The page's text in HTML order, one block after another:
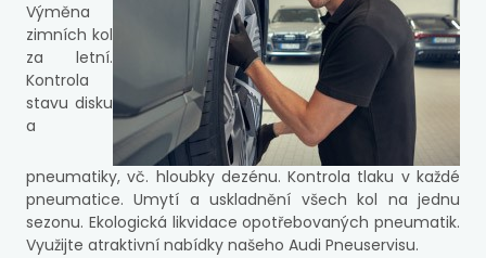
Výměna
zimních kol
za letní.
Kontrola
stavu disku
a
pneumatiky, vč. hloubky dezénu. Kontrola tlaku v každé
pneumatice. Umytí a uskladnění všech kol na jednu
sezonu. Ekologická likvidace opotřebovaných pneumatik.
Využijte atraktivní nabídky našeho Audi Pneuservisu.